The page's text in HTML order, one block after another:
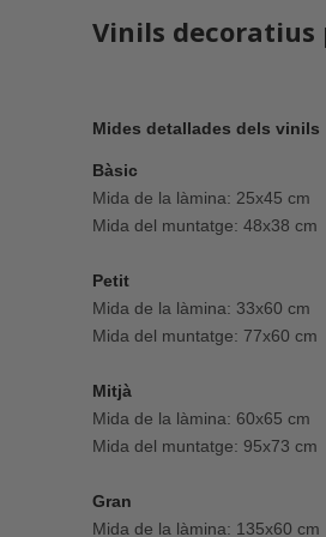
Vinils decoratius
Mides detallades dels vinils
Bàsic
Mida de la làmina: 25x45 cm
Mida del muntatge: 48x38 cm
Petit
Mida de la làmina: 33x60 cm
Mida del muntatge: 77x60 cm
Mitjà
Mida de la làmina: 60x65 cm
Mida del muntatge: 95x73 cm
Gran
Mida de la làmina: 135x60 cm